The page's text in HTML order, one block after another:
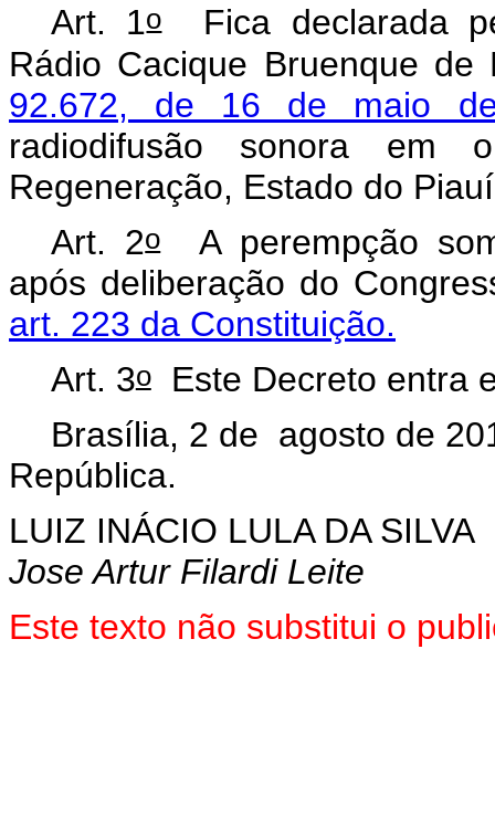
Art. 1oFica declarada
Rádio Cacique Bruenque
92.672, de 16 de maio
radiodifusão sonora em
Regeneração, Estado do
Art. 2oA perempção
após deliberação do
art. 223 da Constituição.
Art. 3oEste Decreto entra
Brasília, 2 de agosto de
República.
LUIZ INÁCIO LULA DA SILVA
Jose Artur Filardi Leite
Este texto não substitui o